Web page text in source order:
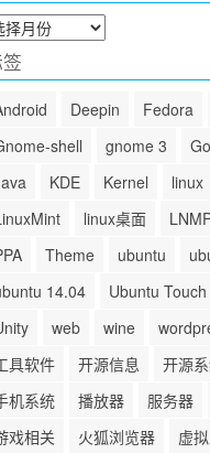
Deepin Fedora
shell
gnome 3
KDE Kernel linux
linux桌面
Theme ubuntu
14.04
Ubuntu Touch
web wine
具软件
开源信息 开源
机系统
播放器 服务器
戏相关
火狐浏览器 虚